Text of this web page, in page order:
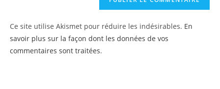
Ce site utilise Akismet pour réduire les indésirables. En
savoir plus sur la façon dont les données de vos
commentaires sont traitées.